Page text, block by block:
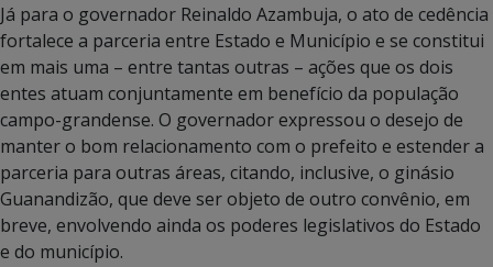
Já para o governador Reinaldo Azambuja, o ato de cedência
fortalece a parceria entre Estado e Município e se constitui
em mais uma – entre tantas outras – ações que os dois
entes atuam conjuntamente em benefício da população
campo-grandense. O governador expressou o desejo de
manter o bom relacionamento com o prefeito e estender a
parceria para outras áreas, citando, inclusive, o ginásio
Guanandizão, que deve ser objeto de outro convênio, em
breve, envolvendo ainda os poderes legislativos do Estado
e do município.